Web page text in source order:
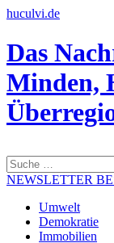
huculvi.de
Das
Minden,
nach:
NEWSLETTER
Umwelt
Demokratie
Immobilien